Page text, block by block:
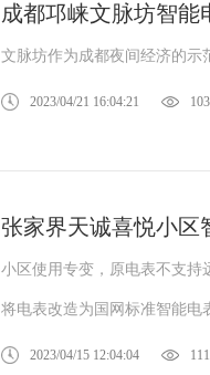
成都邛崃文脉坊智能
文脉坊作为成都夜间经济的示
2023/04/21 16:04:21
张家界天诚喜悦小区
小区使用专变，原电表不支持
将电表改造为国网标准智能电
2023/04/15 12:04:04